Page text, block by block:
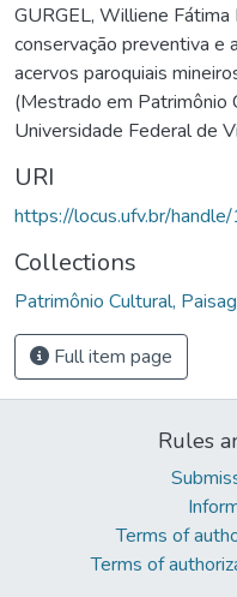
GURGEL, Williene
conservação preventiva e
acervos paroquiais
(Mestrado em Patrimônio
Universidade Federal de
URI
https://locus.ufv.br/
Collections
Patrimônio Cultural,
Full item page
Rules
Terms of
Terms of